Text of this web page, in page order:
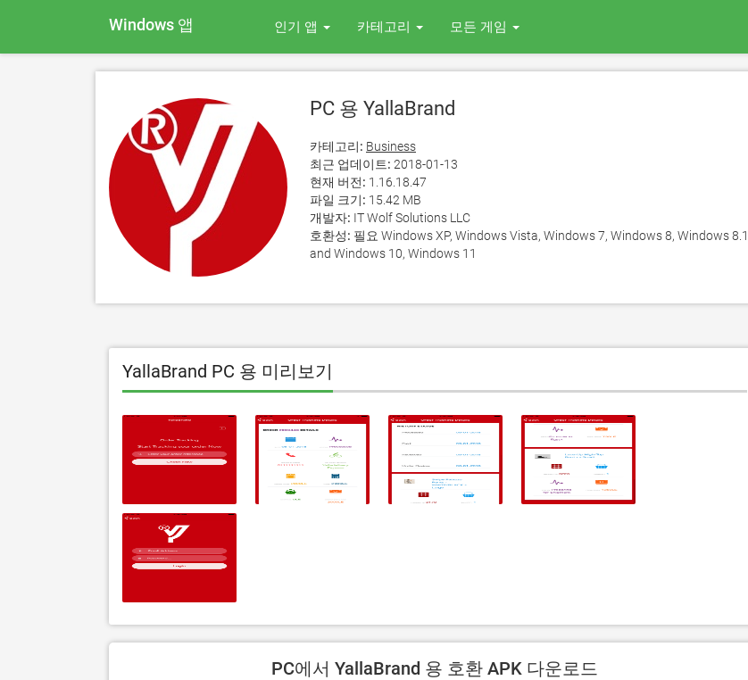
Windows 앱 인기 앱 카테고리 모든 게임
PC 용 YallaBrand
카테고리: Business
최근 업데이트: 2018-01-13
현재 버전: 1.16.18.47
파일 크기: 15.42 MB
개발자: IT Wolf Solutions LLC
호환성: 필요 Windows XP, Windows Vista, Windows 7, Windows 8, Windows 8.1
and Windows 10, Windows 11
YallaBrand PC 용 미리보기
PC에서 YallaBrand 용 호환 APK 다운로드